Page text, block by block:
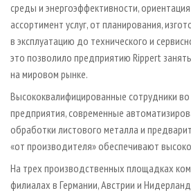
среды и энергоэффективности,
ассортимент услуг, от планирования,
в эксплуатацию до технического и
это позволило предприятию Rippert
на мировом рынке.
Высококвалифицированные сотрудники
предприятия, современные
обработки листового металла и
«от производителя» обеспечивают
На трех производственных площадках
филиалах в Германии, Австрии и